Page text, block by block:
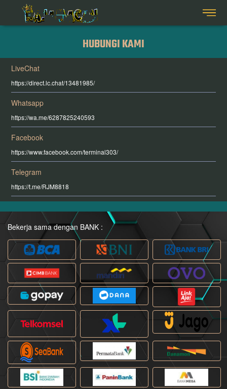
HUBUNGI KAMI
LiveChat
https://direct.lc.chat/13481985/
Whatsapp
https://wa.me/6287825240593
Facebook
https://www.facebook.com/terminal303/
Telegram
https://t.me/RJM8818
Bekerja sama dengan BANK :